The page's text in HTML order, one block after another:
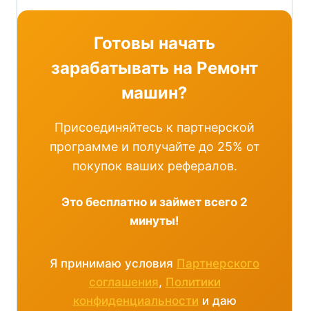
Готовы начать
зарабатывать на Ремонт
машин?
Присоединяйтесь к партнерской
программе и получайте до 25% от
покупок ваших рефералов.
Это бесплатно и займет всего 2
минуты!
Я принимаю условия Партнерского
соглашения, Политики
конфиденциальности и даю